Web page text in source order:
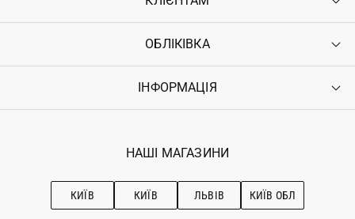
Контакти
Повернення
Гарантія
ОБЛІКІВКА
Увійти
Ostriv Club+
ІНФОРМАЦІЯ
Наші магазини
Рекомендації з догляду
НАШІ МАГАЗИНИ
КИЇВ КИЇВ ЛЬВІВ КИЇВ ОБЛ